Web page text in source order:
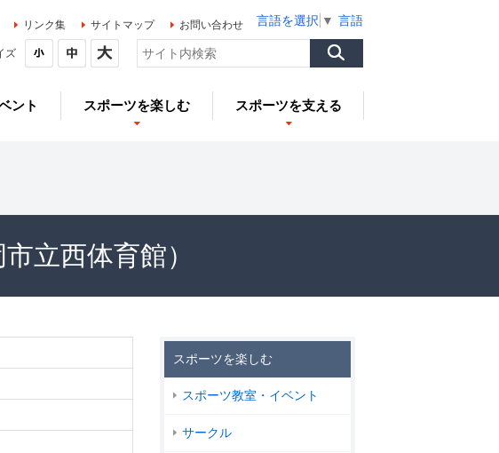
リンク集 サイトマップ お問い合わせ 言語を選択 ▼ 言語を選択
ズ
ント スポーツを楽しむ スポーツを支える
立西体育館）
スポーツを楽しむ
スポーツ教室・イベント
サークル